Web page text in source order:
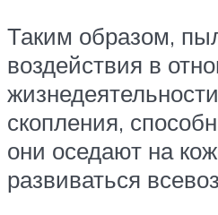
Таким образом,
воздействия в
скопления,
они оседают на
развиваться